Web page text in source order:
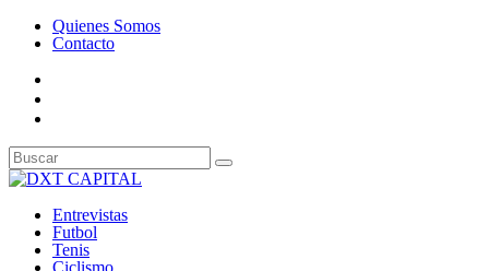
Quienes Somos
Contacto
Entrevistas
Futbol
Tenis
Ciclismo